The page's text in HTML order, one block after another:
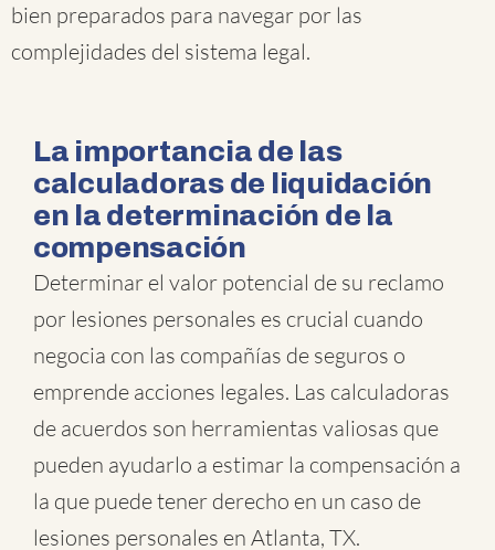
bien preparados para navegar por las
complejidades del sistema legal.
La importancia de las
calculadoras de liquidación
en la determinación de la
compensación
Determinar el valor potencial de su reclamo
por lesiones personales es crucial cuando
negocia con las compañías de seguros o
emprende acciones legales. Las calculadoras
de acuerdos son herramientas valiosas que
pueden ayudarlo a estimar la compensación a
la que puede tener derecho en un caso de
lesiones personales en Atlanta, TX.